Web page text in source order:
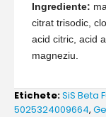
Ingrediente:
citrat trisodic,
acid citric, acid
magneziu.
Etichete:SiS Beta
5025324009664,